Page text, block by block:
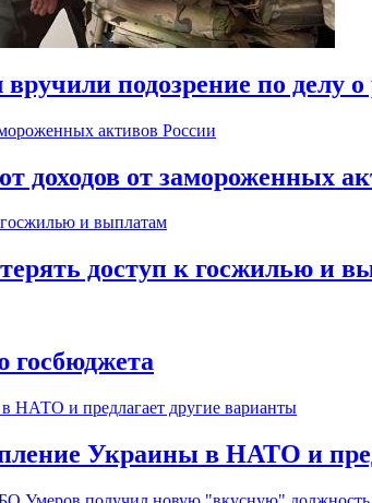
подозрение по делу о
доходов от замороженных
доступ к госжилью и
госбюджета
Украины в НАТО и